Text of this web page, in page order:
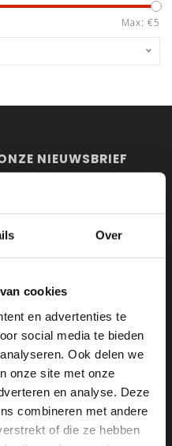
Over
cookies
en advertenties te
social media te bieden
Ook delen we
onze site met onze
en analyse. Deze
combineren met andere
of die ze hebben
Max: €5
NIEUWSBRIEF
mannen
24
32 80